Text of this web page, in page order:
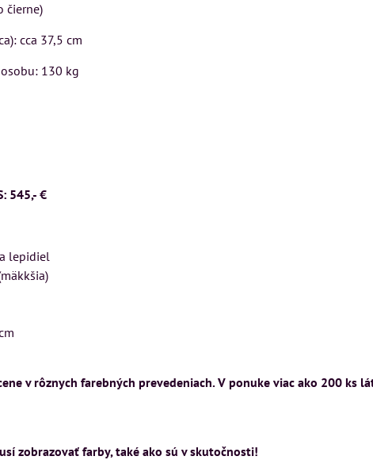
čierne)
cca 37,5 cm
130 kg
545,- €
lepidiel
v rôznych farebných prevedeniach. V ponuke viac ako 200 ks
zobrazovať farby, také ako sú v skutočnosti!
-
LONDON
CHESTER.
DO KOŠÍKA